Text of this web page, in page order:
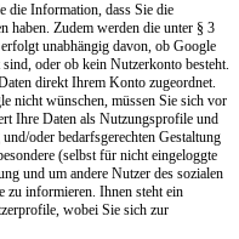
die Information, dass Sie die
haben. Zudem werden die unter § 3
unabhängig davon, ob Google
oder ob kein Nutzerkonto besteht.
direkt Ihrem Konto zugeordnet.
nicht wünschen, müssen Sie sich vor
Ihre Daten als Nutzungsprofile und
oder bedarfsgerechten Gestaltung
(selbst für nicht eingeloggte
und um andere Nutzer des sozialen
zu informieren. Ihnen steht ein
wobei Sie sich zur